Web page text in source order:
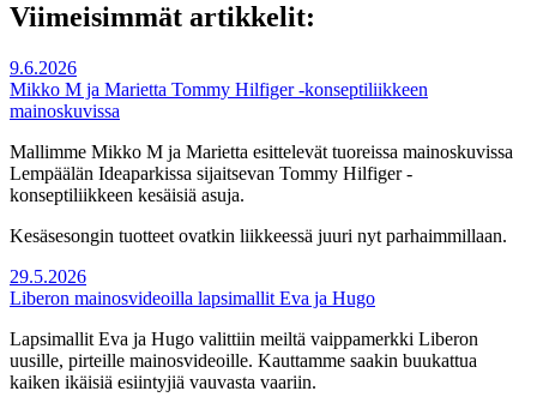
Viimeisimmät artikkelit:
9.6.2026
Mikko M ja Marietta Tommy Hilfiger -konseptiliikkeen
mainoskuvissa
Mallimme Mikko M ja Marietta esittelevät tuoreissa mainoskuvissa
Lempäälän Ideaparkissa sijaitsevan Tommy Hilfiger -
konseptiliikkeen kesäisiä asuja.
Kesäsesongin tuotteet ovatkin liikkeessä juuri nyt parhaimmillaan.
29.5.2026
Liberon mainosvideoilla lapsimallit Eva ja Hugo
Lapsimallit Eva ja Hugo valittiin meiltä vaippamerkki Liberon
uusille, pirteille mainosvideoille. Kauttamme saakin buukattua
kaiken ikäisiä esiintyjiä vauvasta vaariin.